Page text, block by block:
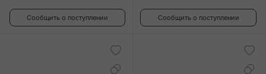
Сообщить о поступлении Сообщить о поступлении